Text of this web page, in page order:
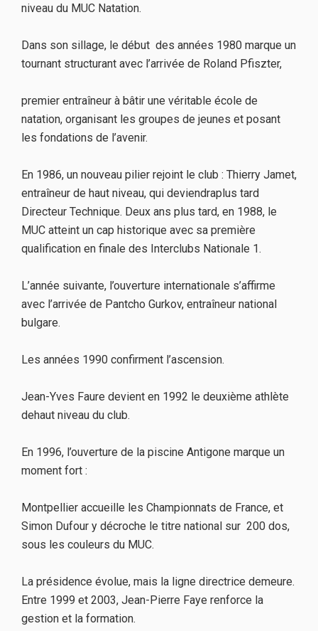
niveau du MUC Natation.
Dans son sillage, le début des années 1980 marque un
tournant structurant avec l’arrivée de Roland Pfiszter,
premier entraîneur à bâtir une véritable école de
natation, organisant les groupes de jeunes et posant
les fondations de l’avenir.
En 1986, un nouveau pilier rejoint le club : Thierry Jamet,
entraîneur de haut niveau, qui deviendraplus tard
Directeur Technique. Deux ans plus tard, en 1988, le
MUC atteint un cap historique avec sa première
qualification en finale des Interclubs Nationale 1.
L’année suivante, l’ouverture internationale s’affirme
avec l’arrivée de Pantcho Gurkov, entraîneur national
bulgare.
Les années 1990 confirment l’ascension.
Jean-Yves Faure devient en 1992 le deuxième athlète
dehaut niveau du club.
En 1996, l’ouverture de la piscine Antigone marque un
moment fort :
Montpellier accueille les Championnats de France, et
Simon Dufour y décroche le titre national sur 200 dos,
sous les couleurs du MUC.
La présidence évolue, mais la ligne directrice demeure.
Entre 1999 et 2003, Jean-Pierre Faye renforce la
gestion et la formation.